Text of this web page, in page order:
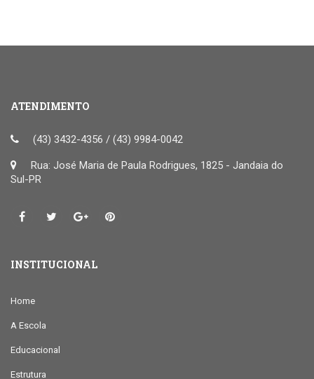
ATENDIMENTO
(43) 3432-4356 / (43) 9984-0042
Rua: José Maria de Paula Rodrigues, 1825 - Jandaia do
Sul-PR
INSTITUCIONAL
Home
A Escola
Educacional
Estrutura